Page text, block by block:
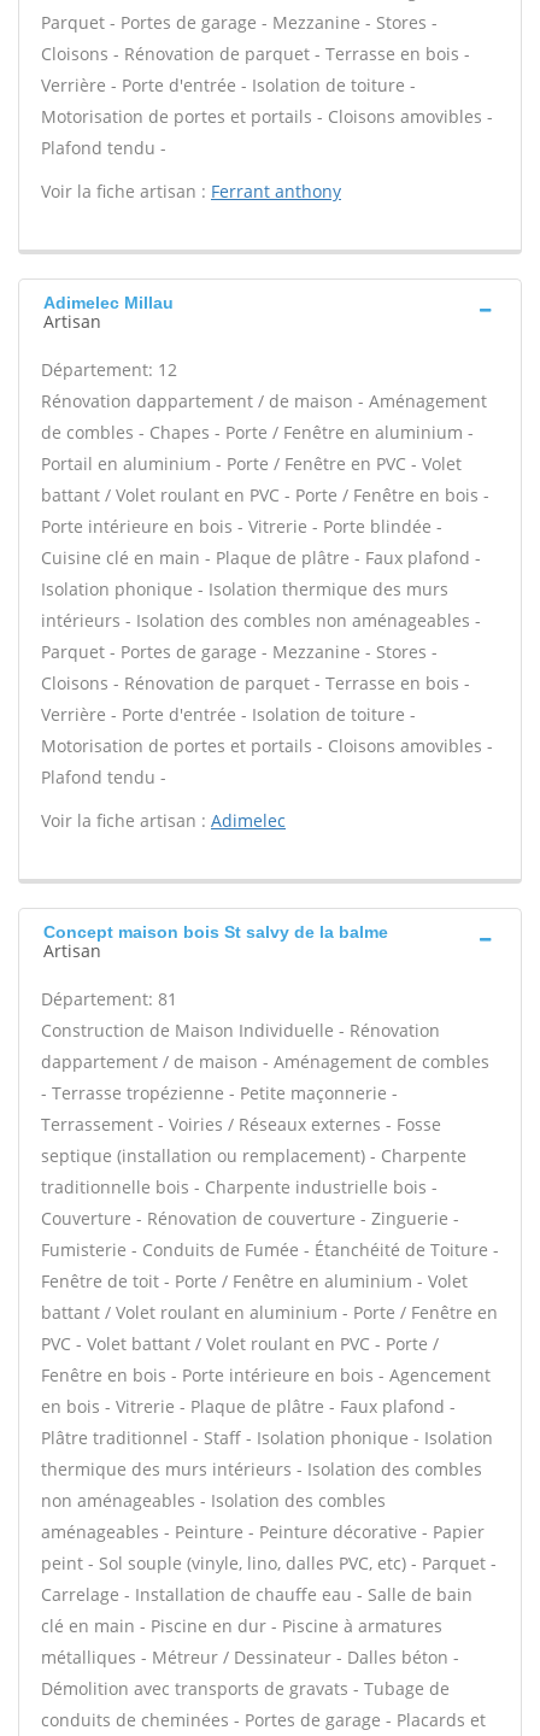
Parquet - Portes de garage - Mezzanine - Stores -
Cloisons - Rénovation de parquet - Terrasse en bois -
Verrière - Porte d'entrée - Isolation de toiture -
Motorisation de portes et portails - Cloisons amovibles -
Plafond tendu -
Voir la fiche artisan : Ferrant anthony
Adimelec Millau
Artisan
Département: 12
Rénovation dappartement / de maison - Aménagement
de combles - Chapes - Porte / Fenêtre en aluminium -
Portail en aluminium - Porte / Fenêtre en PVC - Volet
battant / Volet roulant en PVC - Porte / Fenêtre en bois -
Porte intérieure en bois - Vitrerie - Porte blindée -
Cuisine clé en main - Plaque de plâtre - Faux plafond -
Isolation phonique - Isolation thermique des murs
intérieurs - Isolation des combles non aménageables -
Parquet - Portes de garage - Mezzanine - Stores -
Cloisons - Rénovation de parquet - Terrasse en bois -
Verrière - Porte d'entrée - Isolation de toiture -
Motorisation de portes et portails - Cloisons amovibles -
Plafond tendu -
Voir la fiche artisan : Adimelec
Concept maison bois St salvy de la balme
Artisan
Département: 81
Construction de Maison Individuelle - Rénovation
dappartement / de maison - Aménagement de combles
- Terrasse tropézienne - Petite maçonnerie -
Terrassement - Voiries / Réseaux externes - Fosse
septique (installation ou remplacement) - Charpente
traditionnelle bois - Charpente industrielle bois -
Couverture - Rénovation de couverture - Zinguerie -
Fumisterie - Conduits de Fumée - Étanchéité de Toiture -
Fenêtre de toit - Porte / Fenêtre en aluminium - Volet
battant / Volet roulant en aluminium - Porte / Fenêtre en
PVC - Volet battant / Volet roulant en PVC - Porte /
Fenêtre en bois - Porte intérieure en bois - Agencement
en bois - Vitrerie - Plaque de plâtre - Faux plafond -
Plâtre traditionnel - Staff - Isolation phonique - Isolation
thermique des murs intérieurs - Isolation des combles
non aménageables - Isolation des combles
aménageables - Peinture - Peinture décorative - Papier
peint - Sol souple (vinyle, lino, dalles PVC, etc) - Parquet -
Carrelage - Installation de chauffe eau - Salle de bain
clé en main - Piscine en dur - Piscine à armatures
métalliques - Métreur / Dessinateur - Dalles béton -
Démolition avec transports de gravats - Tubage de
conduits de cheminées - Portes de garage - Placards et